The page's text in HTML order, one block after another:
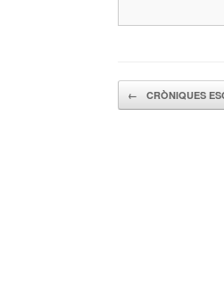
Navegador de
← CRÒNIQUES